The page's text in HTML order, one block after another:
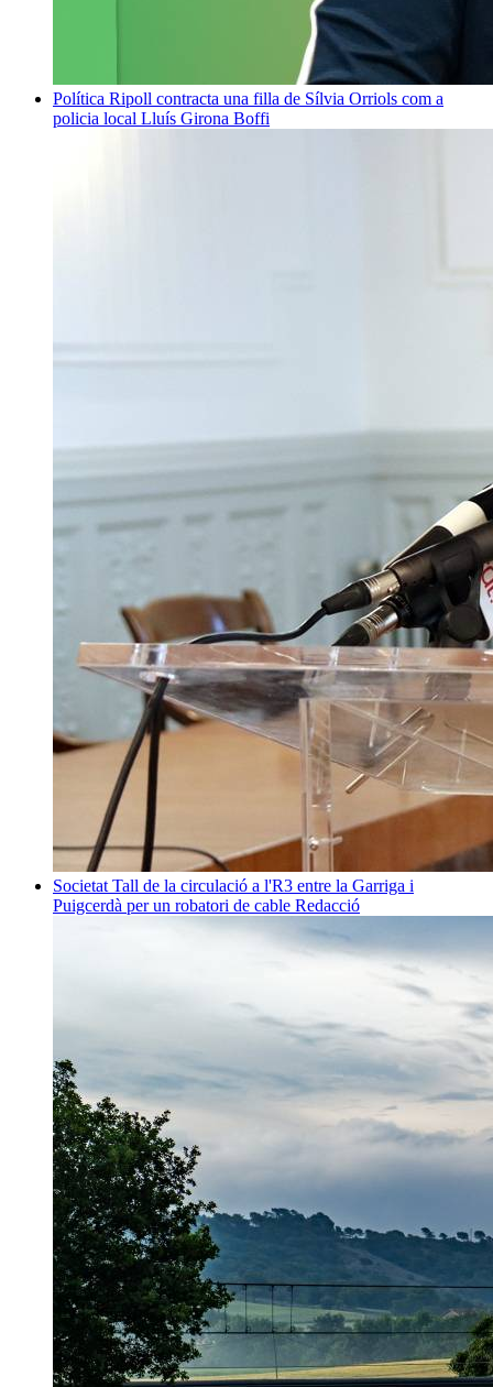
Política Ripoll contracta una filla de Sílvia Orriols com a
policia local Lluís Girona Boffi
Societat Tall de la circulació a l'R3 entre la Garriga i
Puigcerdà per un robatori de cable Redacció